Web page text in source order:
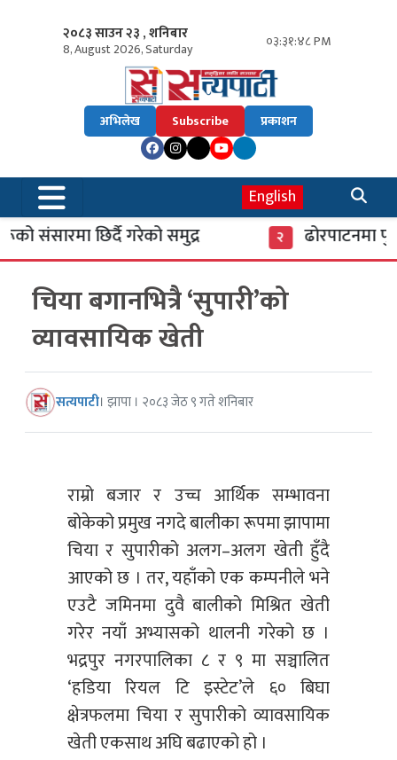
२०८३ साउन २३ , शनिबार
8, August 2026, Saturday ०३:३१:४८ PM
अभिलेख Subscribe प्रकाशन
English
संसारमा छिर्दै गरेको समुद्र ढोरपाटनमा पुगे
चिया बगानभित्रै ‘सुपारी’को
व्यावसायिक खेती
सत्यपाटी। झापा । २०८३ जेठ ९ गते शनिबार
राम्रो बजार र उच्च आर्थिक सम्भावना
बोकेको प्रमुख नगदे बालीका रूपमा झापामा
चिया र सुपारीको अलग–अलग खेती हुँदै
आएको छ । तर, यहाँको एक कम्पनीले भने
एउटै जमिनमा दुवै बालीको मिश्रित खेती
गरेर नयाँ अभ्यासको थालनी गरेको छ ।
भद्रपुर नगरपालिका ८ र ९ मा सञ्चालित
‘हडिया रियल टि इस्टेट’ले ६० बिघा
क्षेत्रफलमा चिया र सुपारीको व्यावसायिक
खेती एकसाथ अघि बढाएको हो ।